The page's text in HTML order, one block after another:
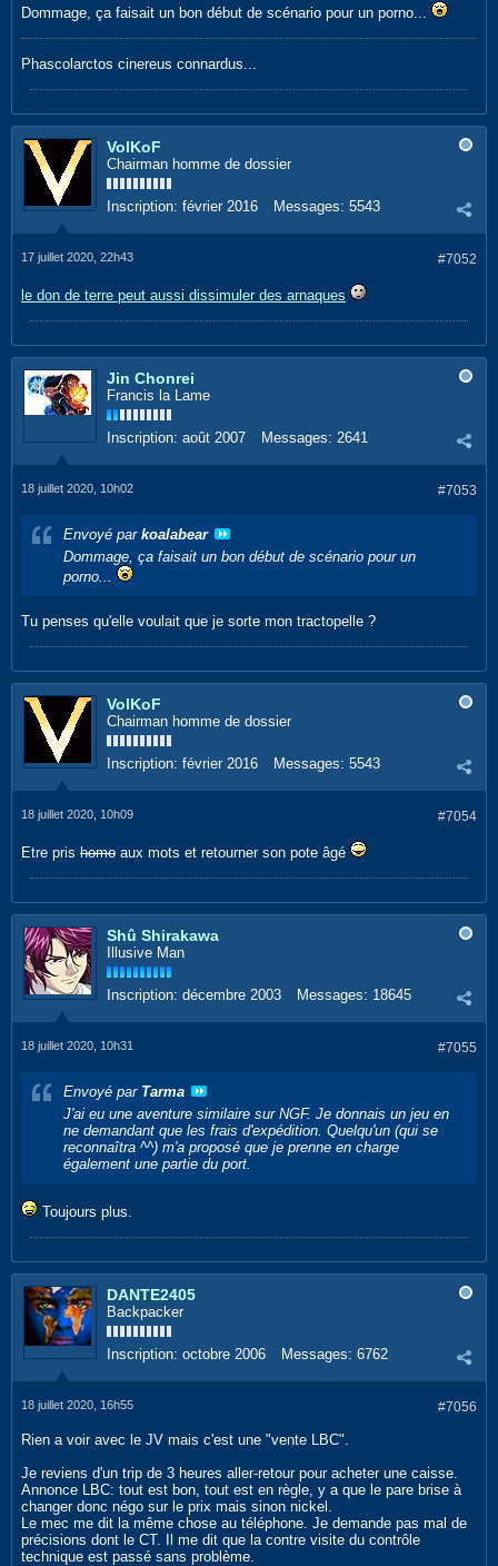
Dommage, ça faisait un bon début de scénario pour un porno...
Phascolarctos cinereus connardus...
VolKoF
Chairman homme de dossier
Inscription: février 2016 Messages: 5543
#7052
17 juillet 2020, 22h43
le don de terre peut aussi dissimuler des arnaques
Jin Chonrei
Francis la Lame
Inscription: août 2007 Messages: 2641
#7053
18 juillet 2020, 10h02
Envoyé par koalabear
Dommage, ça faisait un bon début de scénario pour un
porno...
Tu penses qu'elle voulait que je sorte mon tractopelle ?
VolKoF
Chairman homme de dossier
Inscription: février 2016 Messages: 5543
#7054
18 juillet 2020, 10h09
Etre pris homo aux mots et retourner son pote âgé
Shû Shirakawa
Illusive Man
Inscription: décembre 2003 Messages: 18645
#7055
18 juillet 2020, 10h31
Envoyé par Tarma
J'ai eu une aventure similaire sur NGF. Je donnais un jeu en
ne demandant que les frais d'expédition. Quelqu'un (qui se
reconnaîtra ^^) m'a proposé que je prenne en charge
également une partie du port.
Toujours plus.
DANTE2405
Backpacker
Inscription: octobre 2006 Messages: 6762
#7056
18 juillet 2020, 16h55
Rien a voir avec le JV mais c'est une "vente LBC".
Je reviens d'un trip de 3 heures aller-retour pour acheter une caisse.
Annonce LBC: tout est bon, tout est en règle, y a que le pare brise à
changer donc négo sur le prix mais sinon nickel.
Le mec me dit la même chose au téléphone. Je demande pas mal de
précisions dont le CT. Il me dit que la contre visite du contrôle
technique est passé sans problème.